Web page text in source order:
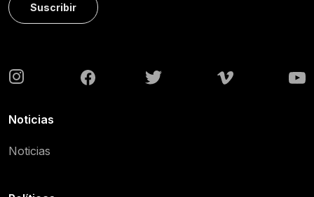
Suscribir
Noticias
Noticias